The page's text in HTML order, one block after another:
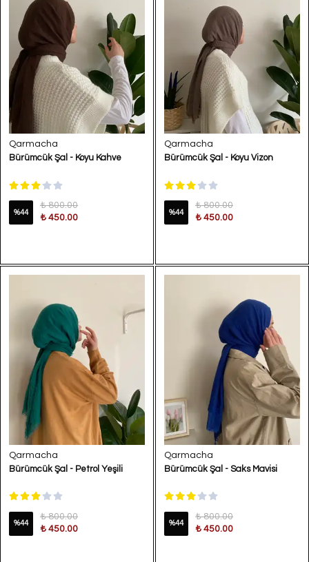
Qarmacha
Bürümcük Şal - Koyu Kahve
%44
₺ 800.00
₺ 450.00
Qarmacha
Bürümcük Şal - Koyu Vizon
%44
₺ 800.00
₺ 450.00
Qarmacha
Bürümcük Şal - Petrol Yeşili
%44
₺ 800.00
₺ 450.00
Qarmacha
Bürümcük Şal - Saks Mavisi
%44
₺ 800.00
₺ 450.00